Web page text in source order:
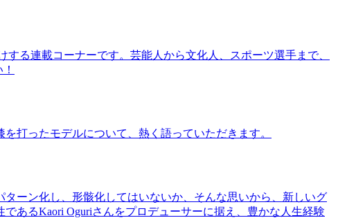
る連載コーナーです。芸能人から文化人、スポーツ選手まで、
打ったモデルについて、熱く語っていただきます。
ーン化し、形骸化してはいないか、そんな思いから、新しいグ
あるKaori Oguriさんをプロデューサーに据え、豊かな人生経験